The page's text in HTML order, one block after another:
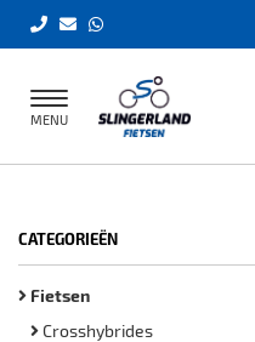
Toggle
navigation
MENU
CATEGORIEËN
Fietsen
Crosshybrides